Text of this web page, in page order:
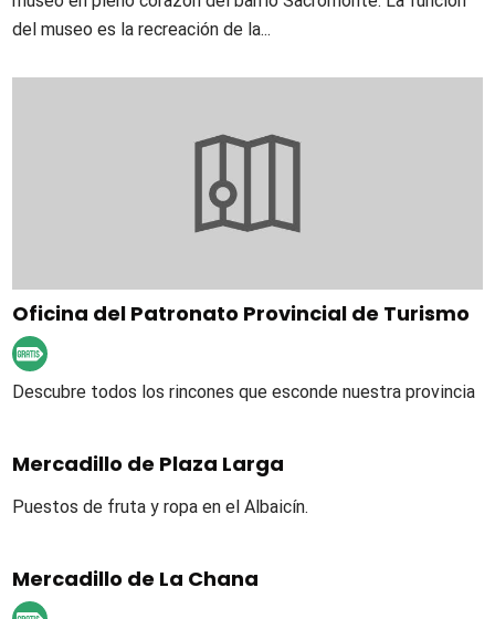
del museo es la recreación de la...
Oficina del Patronato Provincial de Turismo
Descubre todos los rincones que esconde nuestra provincia
Mercadillo de Plaza Larga
Puestos de fruta y ropa en el Albaicín.
Mercadillo de La Chana